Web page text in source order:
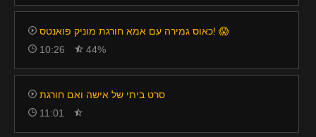
כאוס גמירה עם אמא חורגת מוניק פואנטס! 😱
10:26
44%
סרט ביתי של אישה ואם חורגת
11:01